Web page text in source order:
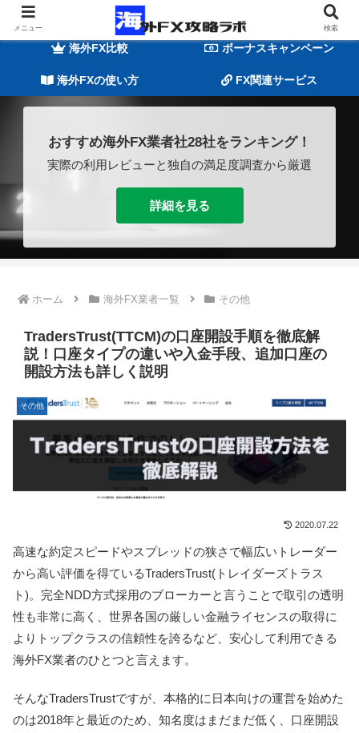
海外FXの基礎知識
海外FX比較 ボーナスキャンペーン
海外FXの使い方 FX関連サービス
おすすめ海外FX業者社28社をランキング！
実際の利用レビューと独自の満足度調査から厳選
詳細を見る
ホーム 海外FX業者一覧 その他
TradersTrust(TTCM)の口座開設手順を徹底解
説！口座タイプの違いや入金手段、追加口座の
開設方法も詳しく説明
その他
2020.07.22
高速な約定スピードやスプレッドの狭さで幅広いトレーダー
から高い評価を得ているTradersTrust(トレイダーズトラス
ト)。完全NDD方式採用のブローカーと言うことで取引の透明
性も非常に高く、世界各国の厳しい金融ライセンスの取得に
よりトップクラスの信頼性を誇るなど、安心して利用できる
海外FX業者のひとつと言えます。
そんなTradersTrustですが、本格的に日本向けの運営を始めた
のは2018年と最近のため、知名度はまだまだ低く、口座開設
メニュー 検索